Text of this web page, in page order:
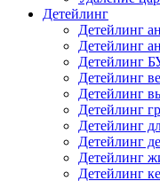
Детейлинг
Детейлинг
Детейлинг
Детейлинг
Детейлинг
Детейлинг
Детейлинг
Детейлинг
Детейлинг
Детейлинг
Детейлинг